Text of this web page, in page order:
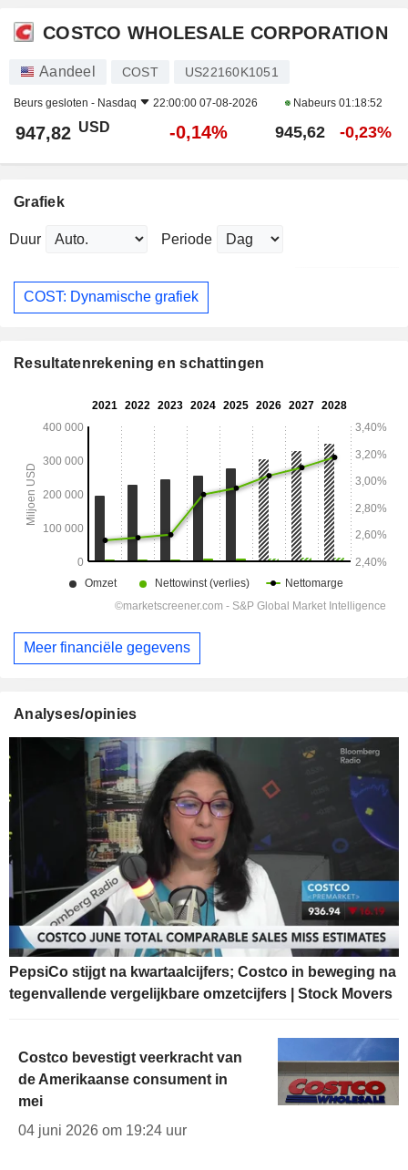
COSTCO WHOLESALE CORPORATION
Aandeel COST US22160K1051
Beurs gesloten - Nasdaq 22:00:00 07-08-2026 Nabeurs 01:18:52
947,82 USD -0,14% 945,62 -0,23%
Grafiek
Duur Periode
COST: Dynamische grafiek
Resultatenrekening en schattingen
Meer financiële gegevens
Analyses/opinies
PepsiCo stijgt na kwartaalcijfers; Costco in beweging na
tegenvallende vergelijkbare omzetcijfers | Stock Movers
Costco bevestigt veerkracht van
de Amerikaanse consument in
mei
04 juni 2026 om 19:24 uur